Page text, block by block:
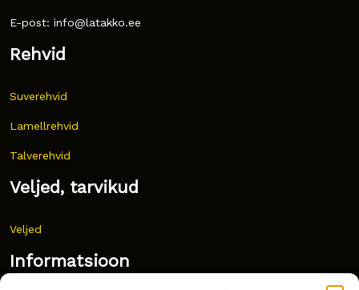
E-post: info@latakko.ee
Rehvid
Suverehvid
Lamellrehvid
Talverehvid
Veljed, tarvikud
Veljed
Informatsioon